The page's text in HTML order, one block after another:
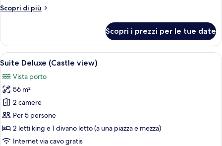
Scopri di più
Altri
doppia
Scopri i prezzi per le tue date
Apri
tutte
le
foto
per
Suite
Deluxe
(Castle
Una camera d'hotel moderna con
5
Suite Deluxe (Castle view)
Vista porto
56 m²
2 camere
Per 5 persone
2 letti king e 1 divano letto (a una piazza e mezza)
Internet via cavo gratis